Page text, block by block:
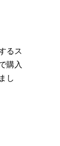
るス
購入
し